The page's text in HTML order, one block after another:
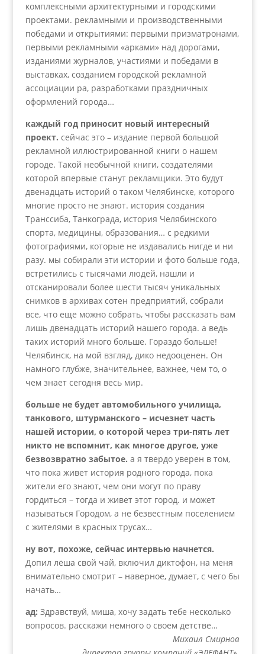
комплексными архитектурными и городскими
проектами. рекламными и производственными
победами и открытиями: первыми призматронами,
первыми рекламными «арками» над дорогами,
изданиями журналов, участиями и победами в
выставках, созданием городской рекламной
ассоциации ра, разработками праздничных
оформлений города…
каждый год приносит новый интересный
проект. сейчас это – издание первой большой
рекламной иллюстрированной книги о нашем
городе. Такой необычной книги, создателями
которой впервые станут рекламщики. Это будут
двенадцать историй о таком Челябинске, которого
многие просто не знают. история создания
Транссиба, Танкограда, история Челябинского
спорта, медицины, образования… с редкими
фотографиями, которые не издавались нигде и ни
разу. мы собирали эти истории и фото больше года,
встретились с тысячами людей, нашли и
отсканировали более шести тысяч уникальных
снимков в архивах сотен предприятий, собрали
все, что еще можно собрать, чтобы рассказать вам
лишь двенадцать историй нашего города. а ведь
таких историй много больше. Гораздо больше!
Челябинск, на мой взгляд, дико недооценен. Он
намного глубже, значительнее, важнее, чем то, о
чем знает сегодня весь мир.
больше не будет автомобильного училища,
танкового, штурманского – исчезнет часть
нашей истории, о которой через три-пять лет
никто не вспомнит, как многое другое, уже
безвозвратно забытое. а я твердо уверен в том,
что пока живет история родного города, пока
жители его знают, чем они могут по праву
гордиться – тогда и живет этот город. и может
называться Городом, а не безвестным поселением
с жителями в красных трусах…
ну вот, похоже, сейчас интервью начнется.
Допил лёша свой чай, включил диктофон, на меня
внимательно смотрит – наверное, думает, с чего бы
начать…
ад: Здравствуй, миша, хочу задать тебе несколько
вопросов. расскажи немного о своем детстве…
Михаил Смирнов